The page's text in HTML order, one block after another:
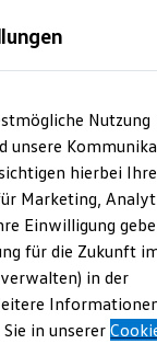
Nutzung
unsere
hierbei Ihre
Marketing,
Einwilligung
für die Zukunft
in der
Sie in unserer